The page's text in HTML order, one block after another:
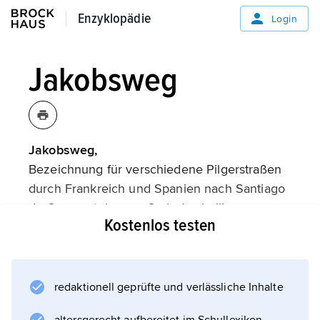
Enzyklopädie
Enzyklopädie Login
Jakobsweg
Jakobsweg,
Bezeichnung für verschiedene Pilgerstraßen
durch Frankreich und Spanien nach Santiago
de Compostela zum Grab des heiligen
Jakobus des Älteren
Verbreitung burgundischer Architektur und
Kostenlos testen
redaktionell geprüfte und verlässliche Inhalte